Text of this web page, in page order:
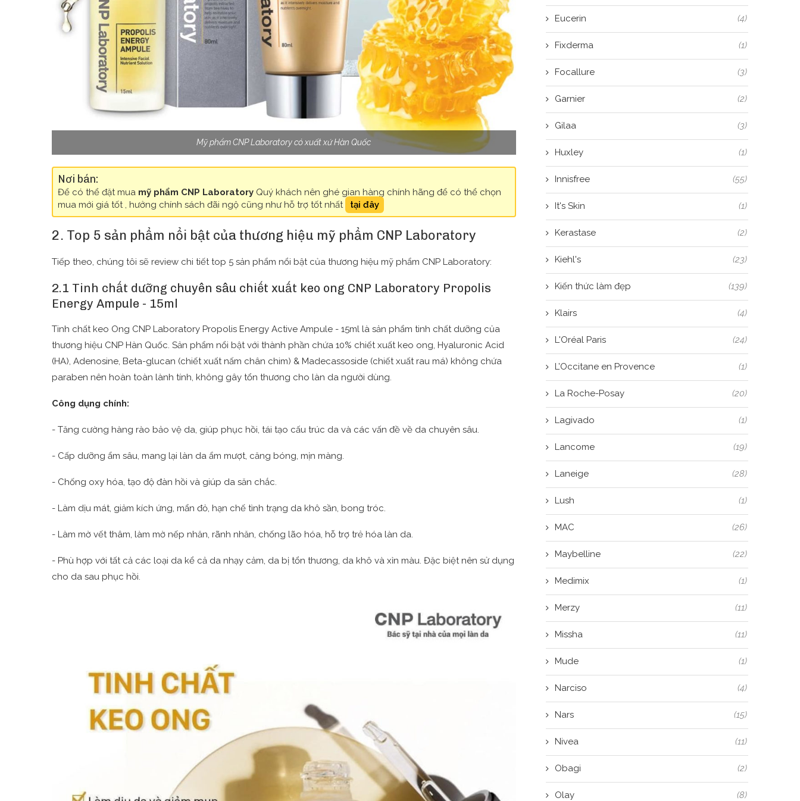
Mỹ phẩm CNP Laboratory có xuất xứ Hàn Quốc
Nơi bán:
Để có thể đặt mua mỹ phẩm CNP Laboratory Quý khách nên ghé gian hàng chính hãng để có thể chọn
mua mới giá tốt , hưởng chính sách đãi ngộ cũng như hỗ trợ tốt nhất
tại đây
2. Top 5 sản phẩm nổi bật của thương hiệu mỹ phẩm CNP Laboratory
Tiếp theo, chúng tôi sẽ review chi tiết top 5 sản phẩm nổi bật của thương hiệu mỹ phẩm CNP Laboratory:
2.1 Tinh chất dưỡng chuyên sâu chiết xuất keo ong CNP Laboratory Propolis
Energy Ampule - 15ml
Tinh chất keo Ong CNP Laboratory Propolis Energy Active Ampule - 15ml là sản phẩm tinh chất dưỡng của
thương hiệu CNP Hàn Quốc. Sản phẩm nổi bật với thành phần chứa 10% chiết xuất keo ong, Hyaluronic Acid
(HA), Adenosine, Beta-glucan (chiết xuất nấm chân chim) & Madecassoside (chiết xuất rau má) không chứa
paraben nên hoàn toàn lành tính, không gây tổn thương cho làn da người dùng.
Công dụng chính:
- Tăng cường hàng rào bảo vệ da, giúp phục hồi, tái tạo cấu trúc da và các vấn đề về da chuyên sâu.
- Cấp dưỡng ẩm sâu, mang lại làn da ẩm mượt, căng bóng, mịn màng.
- Chống oxy hóa, tạo độ đàn hồi và giúp da săn chắc.
- Làm dịu mát, giảm kích ứng, mẩn đỏ, hạn chế tình trạng da khô sần, bong tróc.
- Làm mờ vết thâm, làm mờ nếp nhăn, rãnh nhăn, chống lão hóa, hỗ trợ trẻ hóa làn da.
- Phù hợp với tất cả các loại da kể cả da nhạy cảm, da bị tổn thương, da khô và xỉn màu. Đặc biệt nên sử dụng
cho da sau phục hồi.
Eucerin (4)
Fixderma (1)
Focallure (3)
Garnier (2)
Gilaa (3)
Huxley (1)
Innisfree (55)
It's Skin (1)
Kerastase (2)
Kiehl's (23)
Kiến thức làm đẹp (139)
Klairs (4)
L'Oréal Paris (24)
L’Occitane en Provence (1)
La Roche-Posay (20)
Lagivado (1)
Lancome (19)
Laneige (28)
Lush (1)
MAC (26)
Maybelline (22)
Medimix (1)
Merzy (11)
Missha (11)
Mude (1)
Narciso (4)
Nars (15)
Nivea (11)
Obagi (2)
Olay (8)